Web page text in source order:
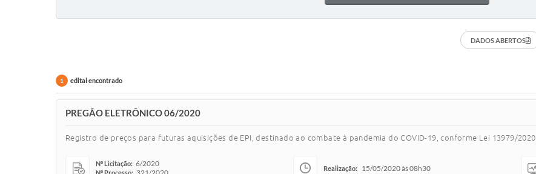
DADOS ABERTOS
1 edital encontrado
PREGÃO ELETRÔNICO 06/2020
Registro de preços para futuras aquisições de EPI, destinado ao combate à pandemia do COVID-19, conforme Lei 13979/2020
Nº Licitação: 6/2020 Realização: 15/05/2020 às 08h30